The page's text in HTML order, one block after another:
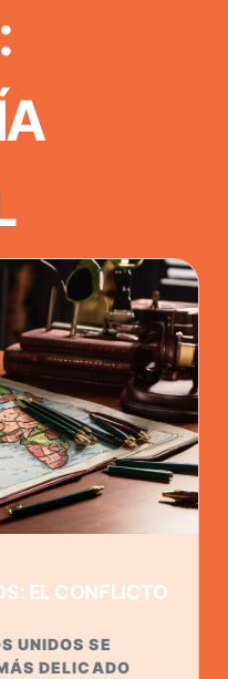
EL CONFLICTO
UNIDOS SE
DELICADO